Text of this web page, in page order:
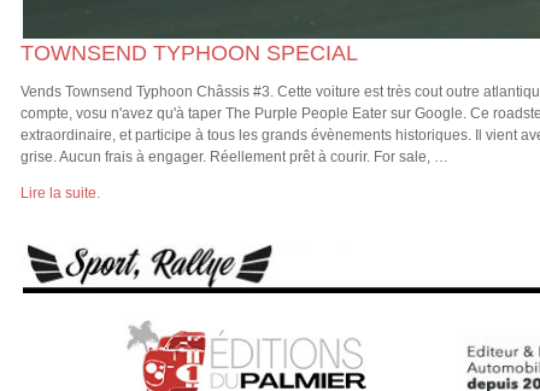
TOWNSEND TYPHOON SPECIAL
Vends Townsend Typhoon Châssis #3. Cette voiture est très cout outre
compte, vosu n'avez qu'à taper The Purple People Eater sur Google. Ce
extraordinaire, et participe à tous les grands évènements historiques. Il vient
grise. Aucun frais à engager. Réellement prêt à courir. For sale, …
Lire la suite.